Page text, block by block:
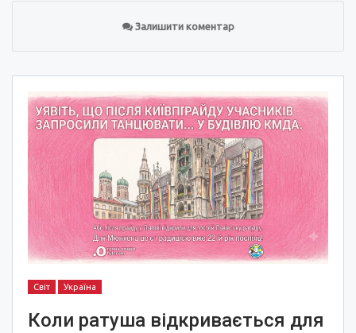
Залишити коментар
Світ Україна
Коли ратуша відкривається для